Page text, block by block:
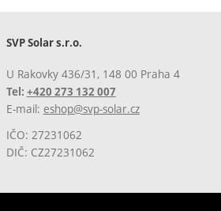
SVP Solar s.r.o.
U Rakovky 436/31, 148 00 Praha 4
Tel: +420 273 132 007
E-mail: eshop@svp-solar.cz
IČO: 27231062
DIČ: CZ27231062